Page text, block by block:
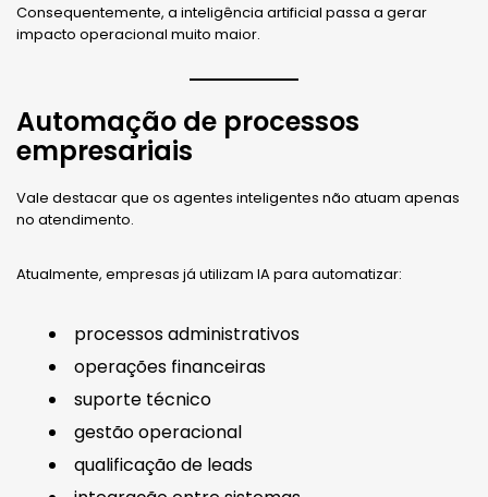
Consequentemente, a inteligência artificial passa a gerar
impacto operacional muito maior.
Automação de processos
empresariais
Vale destacar que os agentes inteligentes não atuam apenas
no atendimento.
Atualmente, empresas já utilizam IA para automatizar:
processos administrativos
operações financeiras
suporte técnico
gestão operacional
qualificação de leads